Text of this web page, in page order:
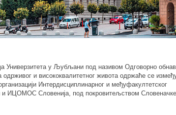
Универзитета у Љубљани под називом Одговорно
одрживог и висококвалитетног живота одржаће се
Интердисциплинарног и међуфакултетског
и ИЦОМОС Словенија, под покровитељством Словеначке